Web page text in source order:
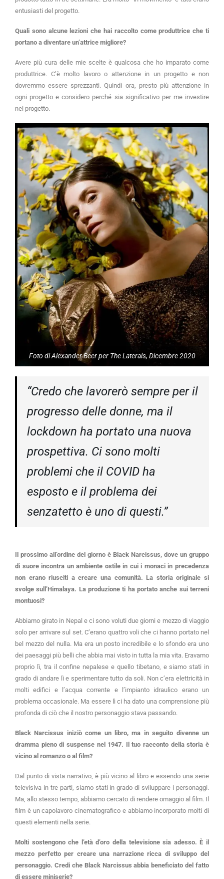
entusiasti del progetto.
Quali sono alcune lezioni che hai raccolto come produttrice che ti
portano a diventare un’attrice migliore?
Avere più cura delle mie scelte è qualcosa che ho imparato come
produttrice. C’è molto lavoro o attenzione in un progetto e non
dovremmo essere sprezzanti. Quindi ora, presto più attenzione in
ogni progetto e considero perché sia significativo per me investire
nel progetto.
Foto di Alexander Beer per The Laterals, Dicembre 2020
“Credo che lavorerò sempre per il
progresso delle donne, ma il
lockdown ha portato una nuova
prospettiva. Ci sono molti
problemi che il COVID ha
esposto e il problema dei
senzatetto è uno di questi.”
Il prossimo all’ordine del giorno è Black Narcissus, dove un gruppo
di suore incontra un ambiente ostile in cui i monaci in precedenza
non erano riusciti a creare una comunità. La storia originale si
svolge sull’Himalaya. La produzione ti ha portato anche sui terreni
montuosi?
Abbiamo girato in Nepal e ci sono voluti due giorni e mezzo di viaggio
solo per arrivare sul set. C’erano quattro voli che ci hanno portato nel
bel mezzo del nulla. Ma era un posto incredibile e lo sfondo era uno
dei paesaggi più belli che abbia mai visto in tutta la mia vita. Eravamo
proprio lì, tra il confine nepalese e quello tibetano, e siamo stati in
grado di andare lì e sperimentare tutto da soli. Non c’era elettricità in
molti edifici e l’acqua corrente e l’impianto idraulico erano un
problema occasionale. Ma essere lì ci ha dato una comprensione più
profonda di ciò che il nostro personaggio stava passando.
Black Narcissus iniziò come un libro, ma in seguito divenne un
dramma pieno di suspense nel 1947. Il tuo racconto della storia è
vicino al romanzo o al film?
Dal punto di vista narrativo, è più vicino al libro e essendo una serie
televisiva in tre parti, siamo stati in grado di sviluppare i personaggi.
Ma, allo stesso tempo, abbiamo cercato di rendere omaggio al film. Il
film è un capolavoro cinematografico e abbiamo incorporato molti di
questi elementi nella serie.
Molti sostengono che l’età d’oro della televisione sia adesso. È il
mezzo perfetto per creare una narrazione ricca di sviluppo del
personaggio. Credi che Black Narcissus abbia beneficiato del fatto
di essere miniserie?